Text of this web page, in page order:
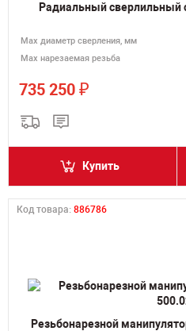
Радиальный сверлильный
Мах диаметр сверления, мм
Мах нарезаемая резьба
735 250 ₽
Купить
Код товара: 886786
Резьбонарезной